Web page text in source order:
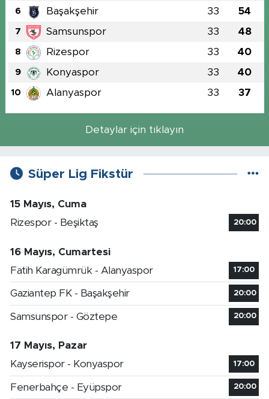
6 Başakşehir 33 54
7 Samsunspor 33 48
8 Rizespor 33 40
9 Konyaspor 33 40
10 Alanyaspor 33 37
Detaylar için tıklayın
Süper Lig Fikstür
15 Mayıs, Cuma
Rizespor - Beşiktaş
20:00
16 Mayıs, Cumartesi
Fatih Karagümrük - Alanyaspor
17:00
Gaziantep FK - Başakşehir 20:00
Samsunspor - Göztepe 20:00
17 Mayıs, Pazar
Kayserispor - Konyaspor
17:00
Fenerbahçe - Eyüpspor 20:00